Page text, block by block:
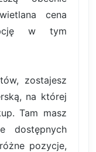
cena
w tym
zostajesz
na której
Tam masz
dostępnych
pozycje,